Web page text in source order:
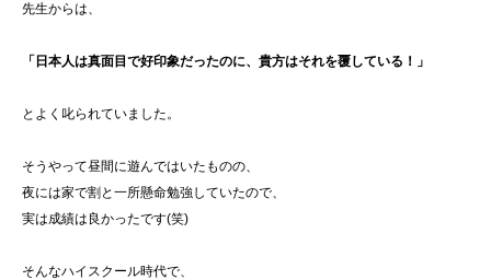
先生からは、
「日本人は真面目で好印象だったのに、貴方はそれを覆している！」
とよく叱られていました。
そうやって昼間に遊んではいたものの、
夜には家で割と一所懸命勉強していたので、
実は成績は良かったです(笑)
そんなハイスクール時代で、